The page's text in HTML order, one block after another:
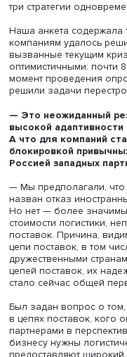
а именно они были
Стратегия номер
связи с
предприятия
сами поставщики
штабы, вместе с
схемы обхода
Но так поступают,
стратегия — это
Почти 90% наших
Китай, Индию и
бизнес ищет новых
данным нашего
И третья стратегия
России, в ряде
с ними новых
Исследование
яйца в одну
три стратегии